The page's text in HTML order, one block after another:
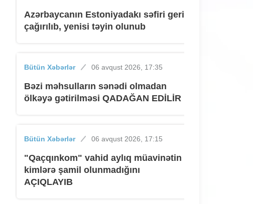
Azərbaycanın Estoniyadakı səfiri geri
çağırılıb, yenisi təyin olunub
Bütün Xəbərlər 06 avqust 2026, 17:35
Bəzi məhsulların sənədi olmadan
ölkəyə gətirilməsi QADAĞAN EDİLİR
Bütün Xəbərlər 06 avqust 2026, 17:15
"Qaçqınkom" vahid aylıq müavinətin
kimlərə şamil olunmadığını
AÇIQLAYIB